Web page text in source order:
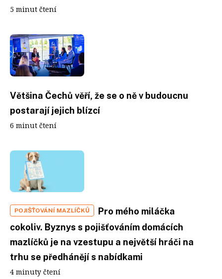
5 minut čtení
Většina Čechů věří, že se o ně v budoucnu
postarají jejich blízcí
6 minut čtení
POJIŠŤOVÁNÍ MAZLÍČKŮ
Pro mého miláčka
cokoliv. Byznys s pojišťováním domácích
mazlíčků je na vzestupu a největší hráči na
trhu se předhánějí s nabídkami
4 minuty čtení